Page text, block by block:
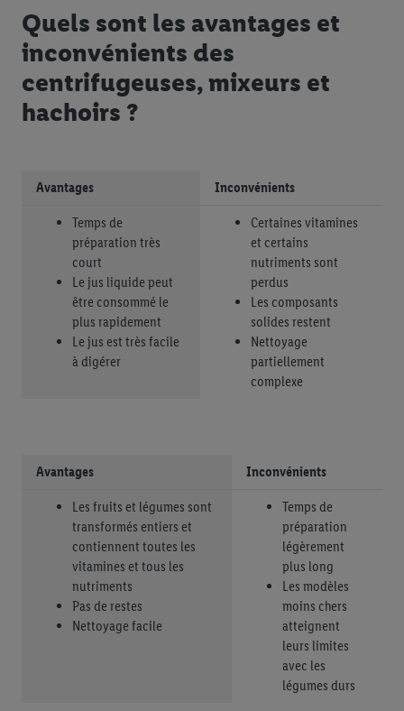
Quels sont les avantages et
inconvénients des
centrifugeuses, mixeurs et
hachoirs ?
Avantages Inconvénients
Temps de
préparation très
court
Le jus liquide peut
être consommé le
plus rapidement
Le jus est très facile
à digérer
Certaines vitamines
et certains
nutriments sont
perdus
Les composants
solides restent
Nettoyage
partiellement
complexe
Avantages Inconvénients
Les fruits et légumes sont
transformés entiers et
contiennent toutes les
vitamines et tous les
nutriments
Pas de restes
Nettoyage facile
Temps de
préparation
légèrement
plus long
Les modèles
moins chers
atteignent
leurs limites
avec les
légumes durs
informations sur la durée de conservation des données et votre
droit de révoquer votre consentement à tout moment avec effet
pour l’avenir dans notredéclaration relative à la protection des
données.Vous trouverez les impressions ici.